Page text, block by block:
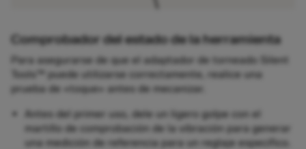
Comprobador del estado de la herramienta
Para asegurarse de que el adaptador de torneado Silent
Tools™ puede utilizarse correctamente, realice una
prueba de «toque» antes de mecanizar.
Antes del primer uso, dele un ligero golpe con el
martillo de comprobación de la vibración para generar
una medición de referencia para un reglaje específico.